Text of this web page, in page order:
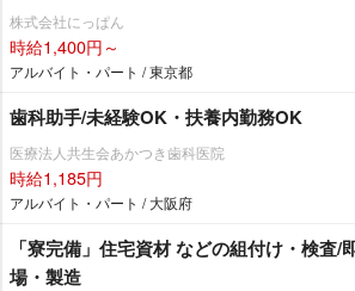
株式会社にっぱん
時給1,400円～
アルバイト・パート / 東京都
歯科助手/未経験OK・扶養内勤務OK
医療法人共生会あかつき歯科医院
時給1,185円
アルバイト・パート / 大阪府
「寮完備」住宅資材 などの組付け・検査/
場・製造